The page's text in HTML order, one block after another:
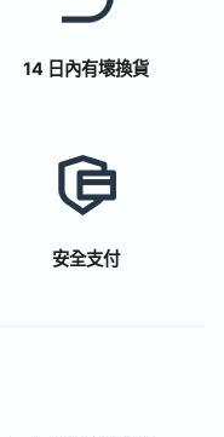
14 日內有壞換貨
安全支付